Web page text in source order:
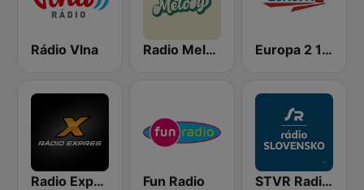
Rádio Vlna Radio Melody Europa 2 104.8 FM
Radio Expres Fun Radio STVR Radio Slovensko